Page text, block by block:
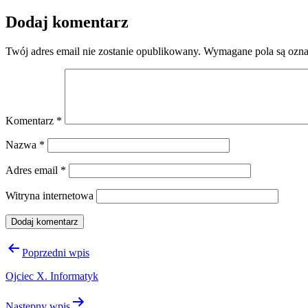
Dodaj komentarz
Twój adres email nie zostanie opublikowany. Wymagane pola są
Komentarz *
Nazwa *
Adres email *
Witryna internetowa
Nawigacja
Poprzedni wpis
Ojciec X. Informatyk